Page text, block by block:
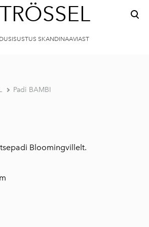
SKANDINAAVIAST
Padi BAMBI
Bloomingvillelt.